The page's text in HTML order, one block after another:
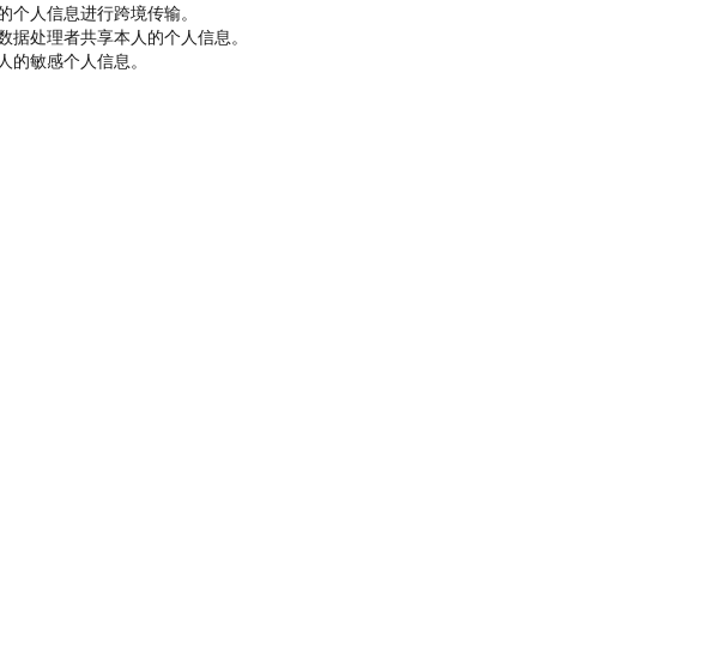
人信息进行跨境传输。
处理者共享本人的个人信息。
敏感个人信息。